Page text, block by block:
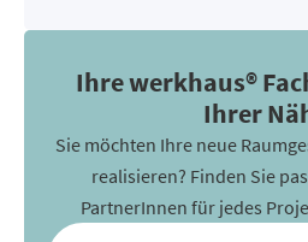
Ihre werkhaus®
Ihrer
Sie möchten Ihre neue
realisieren? Finden Sie
PartnerInnen für jedes